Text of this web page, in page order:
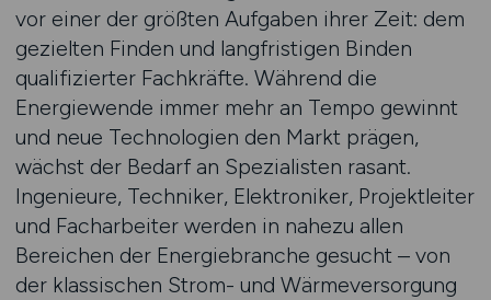
vor einer der größten Aufgaben ihrer Zeit: dem
gezielten Finden und langfristigen Binden
qualifizierter Fachkräfte. Während die
Energiewende immer mehr an Tempo gewinnt
und neue Technologien den Markt prägen,
wächst der Bedarf an Spezialisten rasant.
Ingenieure, Techniker, Elektroniker, Projektleiter
und Facharbeiter werden in nahezu allen
Bereichen der Energiebranche gesucht – von
der klassischen Strom- und Wärmeversorgung